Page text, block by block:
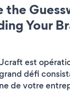
the
Your
est
défi
de votre